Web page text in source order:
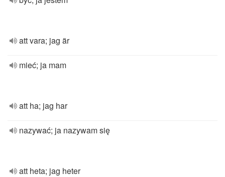
att vara; jag är
mieć; ja mam
att ha; jag har
nazywać; ja nazywam się
att heta; jag heter